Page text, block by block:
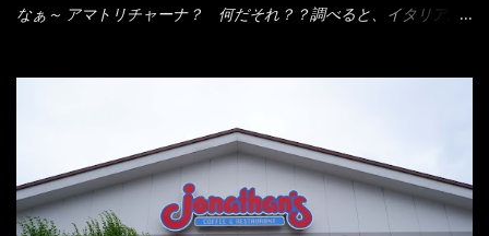
それなばらと冷蔵庫にあった、黒豆モヤシ・韮・生卵を用意しま
け、韮の葉の部分をドサッと乗せて調味油を入れて完成です。 ど
うでしょう？ 見た目 Goodデザイン賞じゃない！？ 笑 マルタ
イのHPを見ると・・・（引用） めんは、ノンフライ・ノンスチー
ム製法で仕上げた、生めんに近い風味のストレートめんです。 豚
なぁ～ アマトリチャーナ？ 何だそれ？？調べると、イタリア語
ブン皿で焼いて、大凡の目安で小分けにしているようで、パック
をよーく見たら表面のチーズの乗り具合に結構な差が出てい
た・・・チーズに焦げ目が付いているのを、しっかり確認し買う
ことをオススメします。（取り分け量にも若干有り差がでてるだ